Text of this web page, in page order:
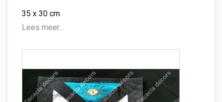
35 x 30 cm
Lees meer...